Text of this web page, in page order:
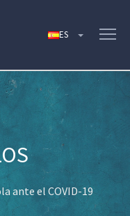
ante el COVID-19